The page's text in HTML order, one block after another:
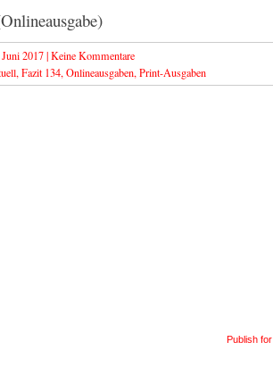
2017 |Keine Kommentare
, Fazit 134, Onlineausgaben, Print-Ausgaben
Publish